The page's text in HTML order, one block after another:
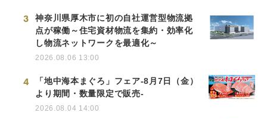
3
神奈川県厚木市に初の自社運営型物流拠
点が稼働～住宅資材物流を集約・効率化
し物流ネットワークを最適化～
2026.08.06 13:00
4
「地中海本まぐろ」フェア-8月7日（金）
より期間・数量限定で販売-
2026.08.04 14:00